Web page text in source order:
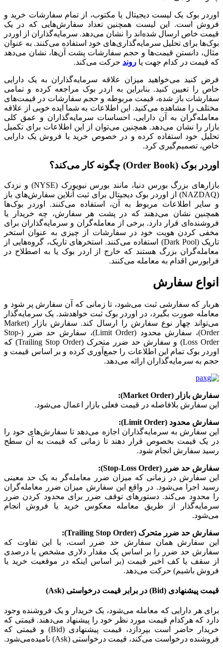
اوردر بوک یک لیست دیجیتال یا مکتوب، از تمام سفارشات خرید و
فروش است. این لیست همچنین تعداد سفارش‌هایی که در یک
قیمت خاص ارسال شده‌اند را نشان می‌دهد. سرمایه‌گذاران از اوردر
بوک‌ها برای تحلیل سرمایه‌گذاری‌های خود استفاده‌ می‌کنند. به عنوان
مثال، دانستن قیمت‌ها و حجم سفارشات پشت آن‌ها، نشان می‌دهد
که قیمت در کدام جهت یا روند حرکت می‌کند.
فرض کنید می‌خواهید میزان علاقه سرمایه‌گذاران به یک دارایی
خاص را تعیین کنید. بنابراین به اردر بوک مراجعه کرده و تمامی
سفارشات باز شده، قیمت مربوطه و حجم سفارشات در قیمت‌های
مختلف را مشاهده می‌کنید. این اطلاعات به شما ایده خوبی از علاقه
معامله‌گران به آن دارایی، احساسات سرمایه‌گذاران و عمق کلی
بازار را نشان می‌دهد. همچنین می‌توان از این اطلاعات برای تکمیل
تحلیل خود استفاده کرده و در خصوص خرید یا فروش یک دارایی
خاص، تصمیم‌گیری کرد.
اوردر بوک (Order Book) چگونه کار می‌کند؟
بازارهای بزرگ بورس دنیا، مانند بورس نیویورک (NYSE) و نزدک
(NAZDAQ) از اوردر بوک دیجیتال برای ثبت آنلاین سفارش‌های باز
و سایر اطلاعات مربوط به آن، استفاده می‌کنند. اوردر بوک‌ها
همچنین نشان می‌دهند که در پشت هر سفارش، چه خریدار یا
فروشنده‌ای قرار دارد. برخی از معامله‌گران و سرمایه‌گذاران برای
مخفی کردن هویت خود در سفارشات از چیزی به عنوان استخر
تاریک (Dark Pool) استفاده می‌کنند. استخرهای تاریک، گروه‌هایی از
معامله‌گران بزرگ هستند که خارج از اردر بوک یا به اصطلاح در
فرابورس اقدام به معامله می‌کنند.
انواع سفارش
هربار که سفارشی ثبت می‌شود، تا زمانی که آن سفارش پر شود و
معامله صورت بگیرد، در اوردر بوک ثبت خواهدشد. یک سرمایه‌گذار
می‌تواند چهار نوع سفارش را ارسال کند. سفارش بازار (Market
Order)، سفارش محدود (Limit Order)، سفارش حد ضرر (Stop-
Loss Order) و سفارش حد ضرر متحرک (Trailing Stop Order) که
اوردر بوک تمام این اطلاعات را جمع‌آوری کرده و بر اساس قیمت و
حجم به سرمایه‌گذاران ارائه می‌دهد.
سفارش بازار (Market Order):
این سفارش بلافاصله در قیمت فعلی بازار اعمال می‌شود.
سفارش محدود (Limit Order):
این سفارش به سرمایه‌گذاران اجازه می‌دهد تا سفارش‌های خود را
در یک قیمت بخصوص قرار دهند تا زمانی که قیمت به آن سطح
رسید سفارش انجام شود.
سفارش حد ضرر (Stop-Loss Order):
این سفارش در زمانی که میزان ضرر معامله‌گر به یک حد معینی
رسید اجرا می‌شود. در واقع این سفارش میزان ضرر معامله‌گران
را محدود می‌کند. دستورهای توقف ضرر برای محدود کردن ضرر
سرمایه‌گذار از طریق معامله معکوس خرید یا فروش انجام
می‌شود.
سفارش حد ضرر متحرک (Trailing Stop Order):
این سفارش همان سفارش حد ضرر است، با این تفاوت که
سفارش حد ضرر را بر اساس یک مقدار دلاری مشخص یا درصدی
از سقف یا کف اخیر قیمت (بر اساس اینکه در موقعیت خرید یا
فروش باشیم) حرکت می‌دهد.
قیمت پیشنهادی (Bid) در برابر قیمت درخواستی (Ask)
برای هر دارایی که معامله می‌شود، یک خریدار و یک فروشنده وجود
دارد که هرکدام قیمت مورد نظر خود را پیشنهاد می‌دهند. قیمتی که
خریدار حاضر است بپردازد، قیمت پیشنهادی (Bid) و قیمتی که
فروشنده درخواست می‌کند، قیمت درخواستی (Ask) نامیده‌می‌شود.